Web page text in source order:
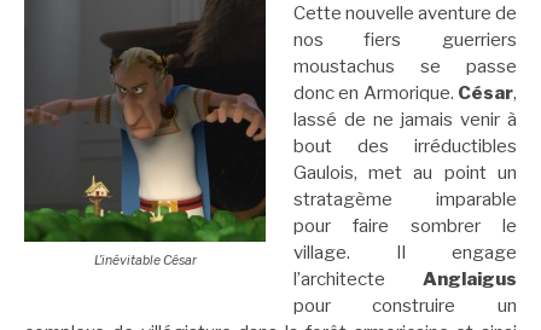
L’inévitable César
Cette nouvelle aventure de
nos fiers guerriers
moustachus se passe
donc en Armorique. César,
lassé de ne jamais venir à
bout des irréductibles
Gaulois, met au point un
stratagème imparable
pour faire sombrer le
village. Il engage
l’architecte Anglaigus
pour construire un